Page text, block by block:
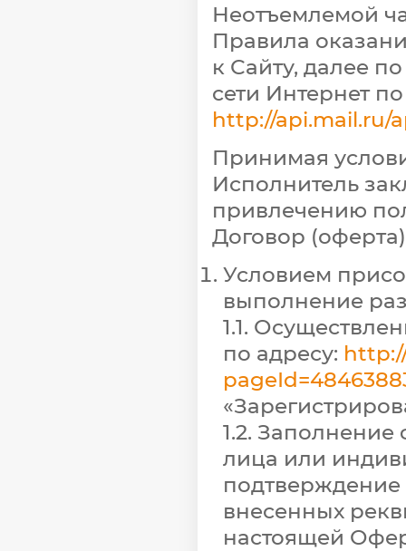
Неотъемлемой
Правила
к Сайту, далее
сети Интернет
http://api.mail.ru/
Принимая
Исполнитель
привлечению
Договор
Условием
выполнение
1.1.
по адресу:
1.2.
лица или
подтверждение
внесенных
настоящей